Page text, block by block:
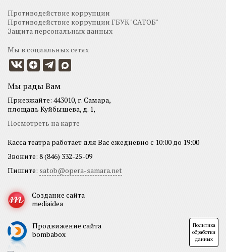
Противодействие коррупции
Противодействие коррупции ГБУК "САТОБ"
Защита персональных данных
Мы в социальных сетях
Мы рады Вам
Приезжайте: 443010, г. Самара,
площадь Куйбышева, д. 1,
Посмотреть на карте
Касса театра работает для Вас ежедневно с 10:00 до 19:00
Звоните: 8 (846) 332-25-09
Пишите: satob@opera-samara.net
Создание сайта
mediaidea
Продвижение сайта
bombabox
Политика
обработки
данных